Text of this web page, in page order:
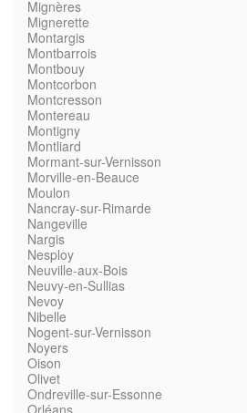
Mignères
Mignerette
Montargis
Montbarrois
Montbouy
Montcorbon
Montcresson
Montereau
Montigny
Montliard
Mormant-sur-Vernisson
Morville-en-Beauce
Moulon
Nancray-sur-Rimarde
Nangeville
Nargis
Nesploy
Neuville-aux-Bois
Neuvy-en-Sullias
Nevoy
Nibelle
Nogent-sur-Vernisson
Noyers
Oison
Olivet
Ondreville-sur-Essonne